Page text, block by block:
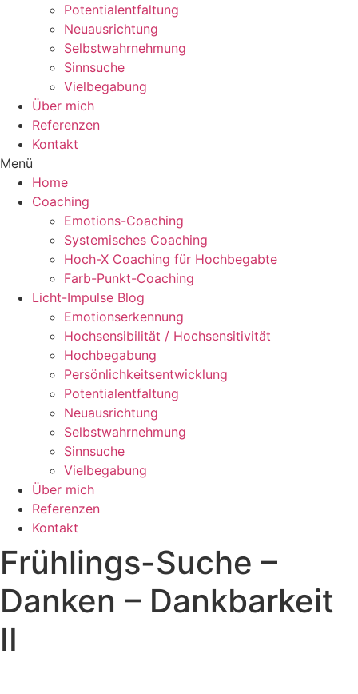
Potentialentfaltung
Neuausrichtung
Selbstwahrnehmung
Sinnsuche
Vielbegabung
Über mich
Referenzen
Kontakt
Menü
Home
Coaching
Emotions-Coaching
Systemisches Coaching
Hoch-X Coaching für Hochbegabte
Farb-Punkt-Coaching
Licht-Impulse Blog
Emotionserkennung
Hochsensibilität / Hochsensitivität
Hochbegabung
Persönlichkeitsentwicklung
Potentialentfaltung
Neuausrichtung
Selbstwahrnehmung
Sinnsuche
Vielbegabung
Über mich
Referenzen
Kontakt
Frühlings-Suche –
Danken – Dankbarkeit
II